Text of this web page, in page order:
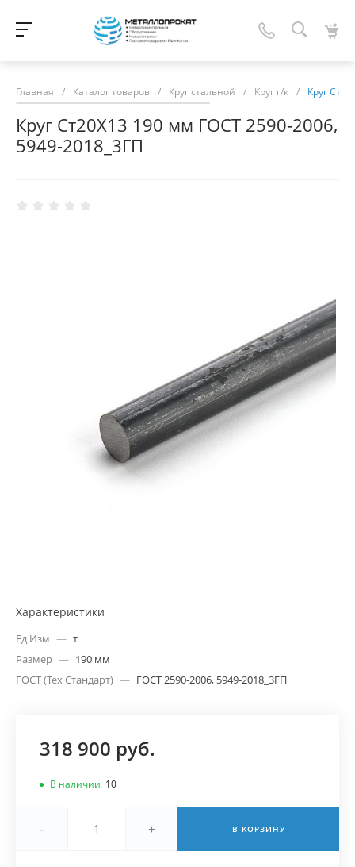
Главная / Каталог товаров / Круг стальной / Круг г/к / Круг
Круг Ст20Х13 190 мм ГОСТ 2590-2006,
5949-2018_3ГП
Характеристики
Ед Изм — т
Размер — 190 мм
ГОСТ (Тех Стандарт) — ГОСТ 2590-2006, 5949-2018_3ГП
318 900 руб.
В наличии 10
- + В КОРЗИНУ